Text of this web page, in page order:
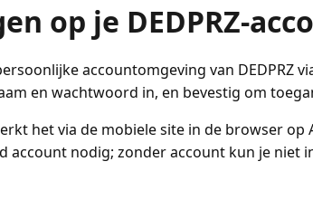
op je DEDPRZ-
accountomgeving van DEDPRZ
en wachtwoord in, en bevestig om
het via de mobiele site in de browser
account nodig; zonder account kun je niet